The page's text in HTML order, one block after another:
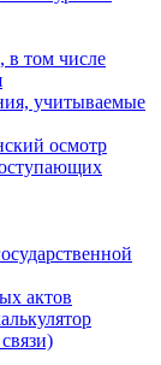
в том числе
учитываемые
осмотр
актов